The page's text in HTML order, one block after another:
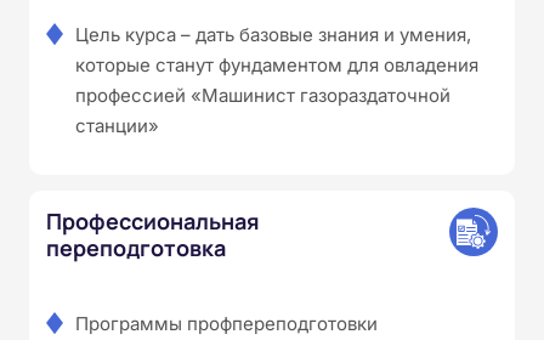
Цель курса – дать базовые знания и умения,
которые станут фундаментом для овладения
профессией «Машинист газораздаточной
станции»
Профессиональная
переподготовка
Программы профпереподготовки